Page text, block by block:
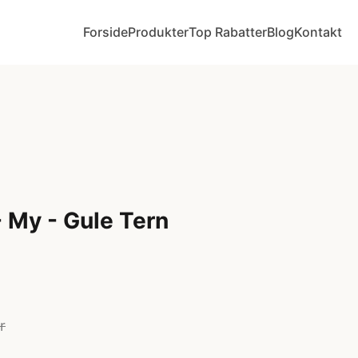
ForsideProdukterTop RabatterBlogKontakt
- Gule Tern